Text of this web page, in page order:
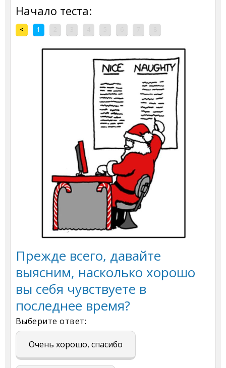
Начало теста:
< 1
Прежде всего, давайте
выясним, насколько хорошо
вы себя чувствуете в
последнее время?
Выберите ответ:
Очень хорошо, спасибо